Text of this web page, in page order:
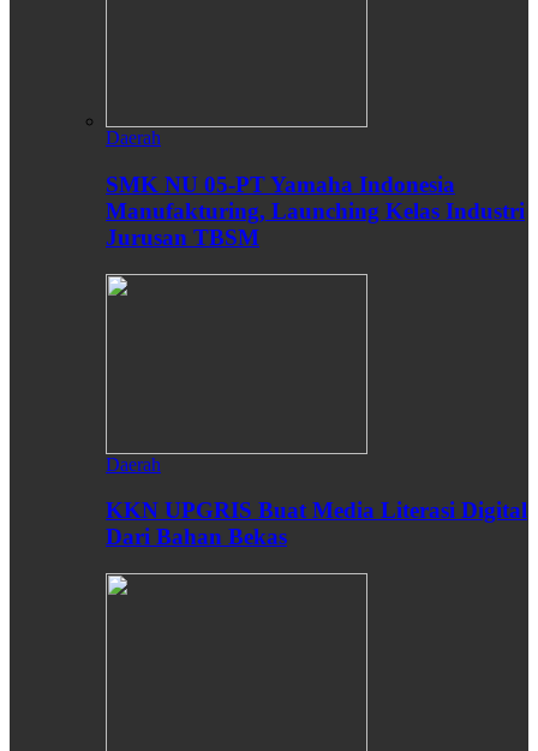
Daerah
SMK NU 05-PT Yamaha Indonesia
Manufakturing, Launching Kelas Industri
Jurusan TBSM
Daerah
KKN UPGRIS Buat Media Literasi Digital
Dari Bahan Bekas